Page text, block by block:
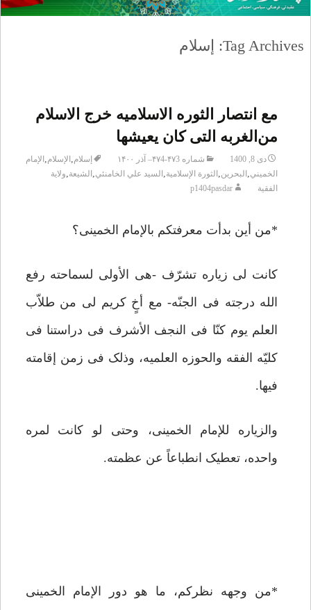
Tag Archives: إسلام
مع انتصار الثوره الاسلامیه خرج الاسلام
من‌الغربه التی کان یعیشها
دی 8, 1400 شماره ۴۷3-۴۷4– آذر ۱۴۰۰ إسلام, الإسلام, الإمام
الخميني, البحرين, الثورة الإسلامية, السید علي الخامنئي, الشيعة,ولاية
الفقية
p1404pasdar
*من أین بدأت معرفتکم بالإمام الخمینی؟
کانت لی زیاره تشرّف -هی الأولى لسماحته رفع
الله درجته فی الجنّه- مع أخٍ کریم لی من طلاّب
العلم یوم کنّا فی النجف الأشرف فی دراستنا فی
کلیّه الفقه والحوزه العلمیه، وذلک فی زمن إقامته
فیها.
والزیاره للإمام الخمینی، وحتى لو کانت لمره
واحده، تعطیک انطباعاً عن عظمته.
*من وجهه نظرکم، ما هو دور الإمام الخمینی